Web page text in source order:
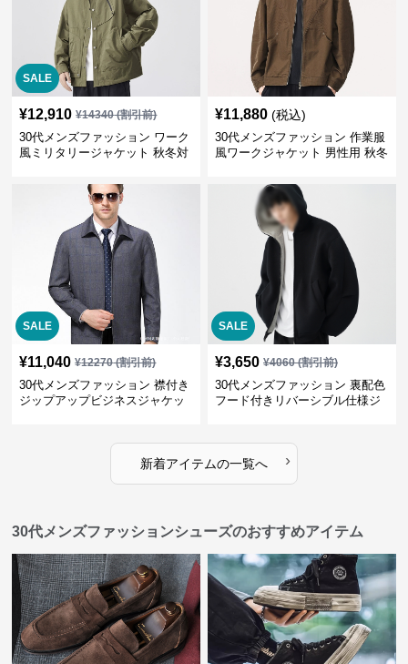
SALE
¥12,910 ¥14340(割引前)
30代メンズファッション ワーク
風ミリタリージャケット 秋冬対
¥11,880 (税込)
30代メンズファッション 作業服
風ワークジャケット 男性用 秋冬
SALE
¥11,040 ¥12270(割引前)
30代メンズファッション 襟付き
ジップアップビジネスジャケッ
SALE
¥3,650 ¥4060(割引前)
30代メンズファッション 裏配色
フード付きリバーシブル仕様ジ
新着アイテムの一覧へ ›
30代メンズファッションシューズのおすすめアイテム